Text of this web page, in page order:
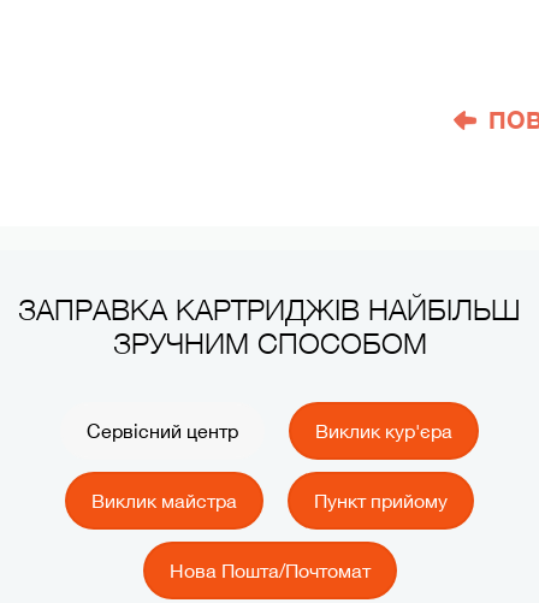
ЗАПРАВКА КАРТРИДЖІВ НАЙБІЛЬШ
ЗРУЧНИМ СПОСОБОМ
Сервісний центр Виклик кур'єра
Виклик майстра Пункт прийому
Нова Пошта/Почтомат